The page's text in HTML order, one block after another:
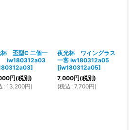
杯 盃型C 二個一
]
円(税別)
: 13,200円)
夜光杯 ワイングラス
一客 iw180312a05
[iw180312a05]
7,000円(税別)
(税込 : 7,700円)